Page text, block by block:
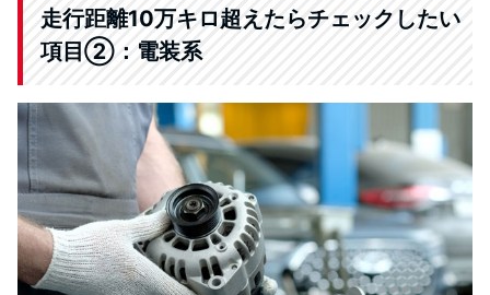
走行距離10万キロ超えたらチェックしたい
項目②：電装系